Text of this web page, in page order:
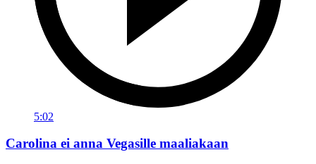
5:02
Carolina ei anna Vegasille maaliakaan